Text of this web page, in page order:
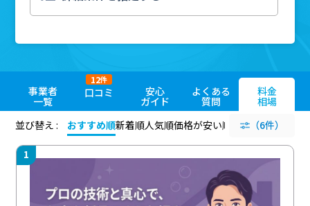
事業者
一覧
口コミ
12件
安心
ガイド
よくある
質問
料金
相場
並び替え :
おすすめ順新着順人気順価格が安い順 評価が高い順
（6件）
1